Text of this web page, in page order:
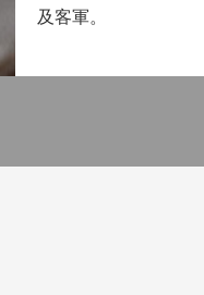
及客軍。